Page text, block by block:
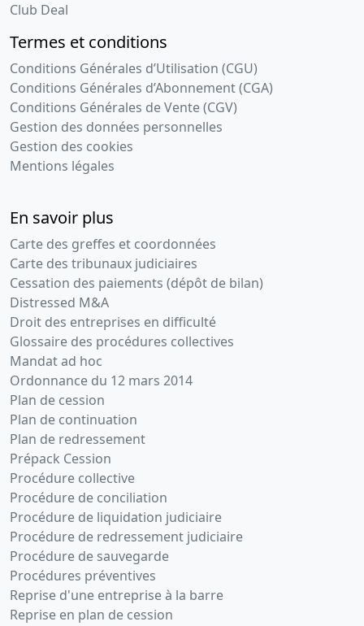
Club Deal
Termes et conditions
Conditions Générales d’Utilisation (CGU)
Conditions Générales d’Abonnement (CGA)
Conditions Générales de Vente (CGV)
Gestion des données personnelles
Gestion des cookies
Mentions légales
En savoir plus
Carte des greffes et coordonnées
Carte des tribunaux judiciaires
Cessation des paiements (dépôt de bilan)
Distressed M&A
Droit des entreprises en difficulté
Glossaire des procédures collectives
Mandat ad hoc
Ordonnance du 12 mars 2014
Plan de cession
Plan de continuation
Plan de redressement
Prépack Cession
Procédure collective
Procédure de conciliation
Procédure de liquidation judiciaire
Procédure de redressement judiciaire
Procédure de sauvegarde
Procédures préventives
Reprise d'une entreprise à la barre
Reprise en plan de cession